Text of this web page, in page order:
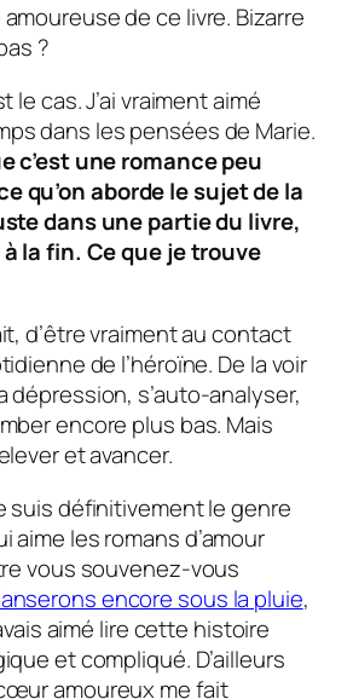
de ce livre. Bizarre
?
le cas. J’ai vraiment aimé
dans les pensées de Marie.
c’est une romance peu
qu’on aborde le sujet de la
dans une partie du livre,
la fin. Ce que je trouve
d’être vraiment au contact
de l’héroïne. De la voir
dépression, s’auto-analyser,
encore plus bas. Mais
et avancer.
suis définitivement le genre
aime les romans d’amour
vous souvenez-vous
encore sous la pluie,
aimé lire cette histoire
et compliqué. D’ailleurs
amoureux me fait